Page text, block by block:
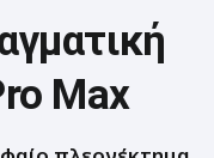
Max
πλεονέκτημα